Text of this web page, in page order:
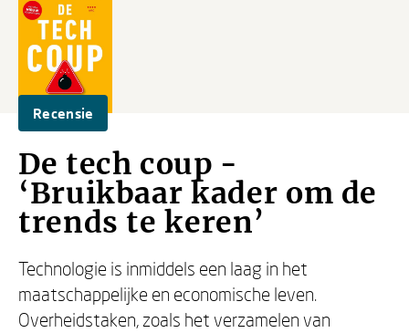
Recensie
De tech coup -
‘Bruikbaar kader om de
trends te keren’
Technologie is inmiddels een laag in het
maatschappelijke en economische leven.
Overheidstaken, zoals het verzamelen van